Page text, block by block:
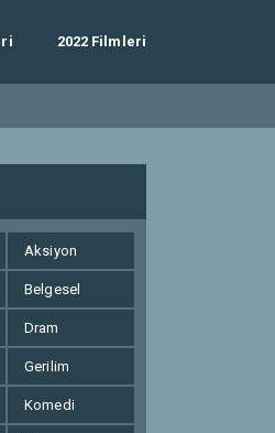
2022 Filmleri
Aksiyon
Belgesel
Dram
Gerilim
Komedi